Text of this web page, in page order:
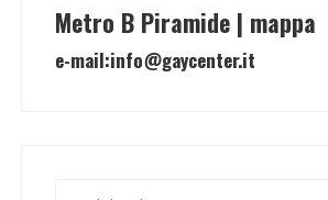
Metro B Piramide | mappa
e-mail:info@gaycenter.it